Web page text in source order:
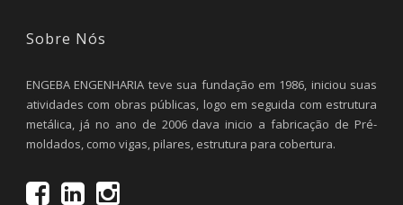
Sobre Nós
ENGEBA ENGENHARIA teve sua fundação em 1986, iniciou suas
atividades com obras públicas, logo em seguida com estrutura
metálica, já no ano de 2006 dava inicio a fabricação de Pré-
moldados, como vigas, pilares, estrutura para cobertura.